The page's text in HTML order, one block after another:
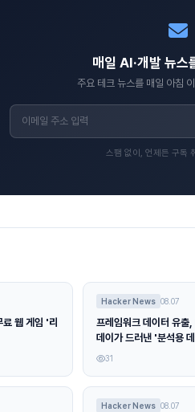
매일 AI·개발 뉴스
주요 테크 뉴스를 매일 아침
스팸 없이, 언제든 구독
료 웹 게임 '리
Hacker News 08.07
프레임워크 데이터 유출
데이가 드러낸 '분석용
31
Hacker News 08.07